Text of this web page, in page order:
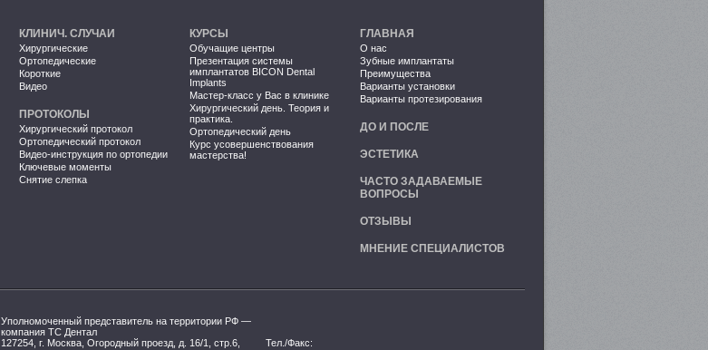
КЛИНИЧ. СЛУЧАИ
Хирургические
Ортопедические
Короткие
Видео
ПРОТОКОЛЫ
Хирургический протокол
Ортопедический протокол
Видео-инструкция по ортопедии
Ключевые моменты
Снятие слепка
КУРСЫ
Обучащие центры
Презентация системы
имплантатов BICON Dental
Implants
Мастер-класс у Вас в клинике
Хирургический день. Теория и
практика.
Ортопедический день
Курс усовершенствования
мастерства!
ГЛАВНАЯ
О нас
Зубные имплантаты
Преимущества
Варианты установки
Варианты протезирования
ДО И ПОСЛЕ
ЭСТЕТИКА
ЧАСТО ЗАДАВАЕМЫЕ
ВОПРОСЫ
ОТЗЫВЫ
МНЕНИЕ СПЕЦИАЛИСТОВ
Уполномоченный представитель на территории РФ —
компания ТС Дентал
127254, г. Москва, Огородный проезд, д. 16/1, стр.6,
Тел./Факс: